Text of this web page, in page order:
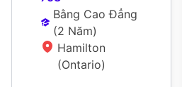
Bằng Cao Đẳng
(2 Năm)
Hamilton
(Ontario)